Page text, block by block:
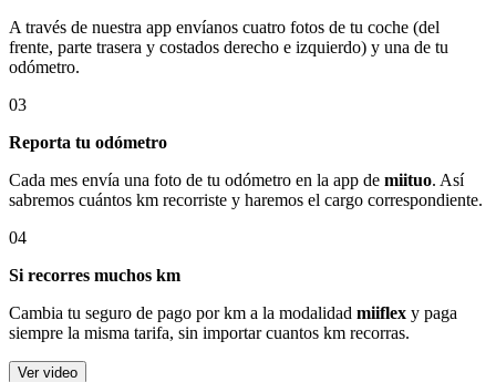
A través de nuestra app envíanos cuatro fotos de tu coche (del
frente, parte trasera y costados derecho e izquierdo) y una de tu
odómetro.
03
Reporta tu odómetro
Cada mes envía una foto de tu odómetro en la app de miituo. Así
sabremos cuántos km recorriste y haremos el cargo correspondiente.
04
Si recorres muchos km
Cambia tu seguro de pago por km a la modalidad miiflex y paga
siempre la misma tarifa, sin importar cuantos km recorras.
Ver video